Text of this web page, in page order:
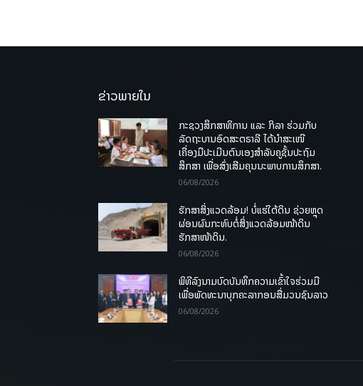
ຂ່າວພາຍໃນ
ກະຊວງສຶກສາທິການ ແລະ ກິລາ ຮ່ວມກັບ
ລັດຖະບານອົດສະຕຣາລີ ໄດ້ນຳສະເໜີ
ເຄື່ອງມືປະເມີນຕົນເອງສຳລັບຄູຊັ້ນປະຖົມ
ສຶກສາ ເພື່ອສົ່ງເສີມຄຸນນະພາບການສຶກສາ.
06/08/2026
ຮັກສາສິ່ງແວດລ້ອມ! ບໍ່ແຮ່ໃຕ້ດິນ ຊ່ວຍຫຼຸດ
ຜ່ອນຜົນກະທົບຕໍ່ສິ່ງແວດລ້ອມໜ້າດິນ
ຮັກສາໜ້າດິນ.
06/08/2026
ພິທີລົງນາມບົດບັນທຶກຄວາມເຂົ້າໃຈຮ່ວມມື
ເພື່ອພັດທະນາບຸກຄະລາກອນສື່ມວນຊົນລາວ
06/08/2026